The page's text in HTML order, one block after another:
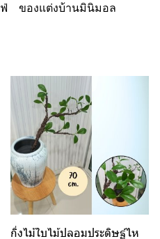
ของแต่งบ้านมินิมอล
กิ่งไม้ใบไม้ปลอมประดิษฐ์ไห